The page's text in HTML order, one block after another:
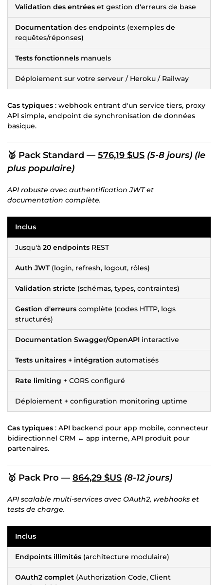
Validation des entrées et gestion d'erreurs de base
Documentation des endpoints (exemples de
requêtes/réponses)
Tests fonctionnels manuels
Déploiement sur votre serveur / Heroku / Railway
Cas typiques : webhook entrant d'un service tiers, proxy
API simple, endpoint de synchronisation de données
basique.
🥈 Pack Standard — 576,19 $US (5-8 jours) (le
plus populaire)
API robuste avec authentification JWT et
documentation complète.
Inclus
Jusqu'à 20 endpoints REST
Auth JWT(login, refresh, logout, rôles)
Validation stricte (schémas, types, contraintes)
Gestion d'erreurs complète (codes HTTP, logs
structurés)
Documentation Swagger/OpenAPI interactive
Tests unitaires + intégration automatisés
Rate limiting + CORS configuré
Déploiement + configuration monitoring uptime
Cas typiques : API backend pour app mobile, connecteur
bidirectionnel CRM ↔ app interne, API produit pour
partenaires.
🥇 Pack Pro — 864,29 $US (8-12 jours)
API scalable multi-services avec OAuth2, webhooks et
tests de charge.
Inclus
Endpoints illimités (architecture modulaire)
OAuth2 complet (Authorization Code, Client